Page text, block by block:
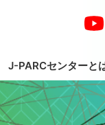
J-PARCセンターと